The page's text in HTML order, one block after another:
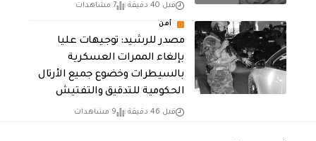
قبل 40 دقيقة 7 مشاهدات
أمن
مصدر للرشيد: توجيهات عليا
بإلغاء الممرات العسكرية
بالسيطرات وخضوع جميع الأرتال
الحكومية للتدقيق والتفتيش
قبل 46 دقيقة 9 مشاهدات